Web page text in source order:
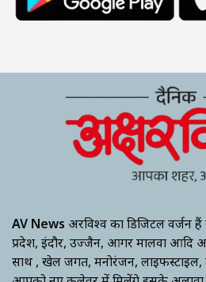
AV News अक्षरविश्व का डिजिटल
प्रदेश, इंदौर, उज्जैन, आगर मालवा आदि
साथ , खेल जगत, मनोरंजन,